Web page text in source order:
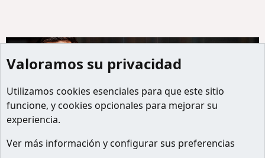
Tutoriales miniaturas
Default style
Español
Valoramos su privacidad
Utilizamos cookies esenciales para que este sitio
funcione, y cookies opcionales para mejorar su
experiencia.
Ver más información y configurar sus preferencias